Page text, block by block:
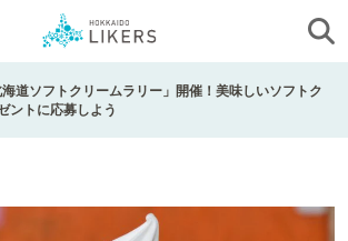
海道ソフトクリームラリー」開催！美味しいソフトク
ントに応募しよう